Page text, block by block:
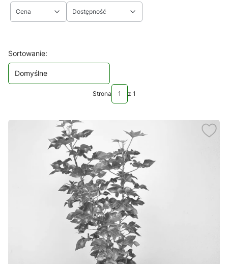
Cena Dostępność
Lista produktów
Sortowanie:
Domyślne
Strona z 1